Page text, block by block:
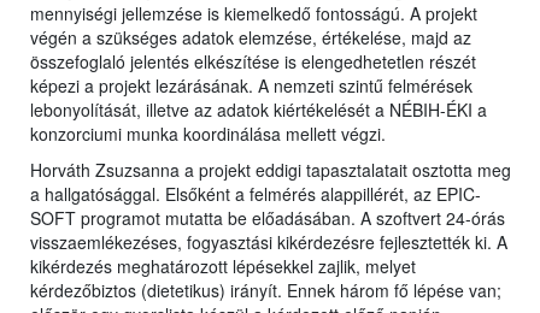
mennyiségi jellemzése is kiemelkedő fontosságú. A projekt
végén a szükséges adatok elemzése, értékelése, majd az
összefoglaló jelentés elkészítése is elengedhetetlen részét
képezi a projekt lezárásának. A nemzeti szintű felmérések
lebonyolítását, illetve az adatok kiértékelését a NÉBIH-ÉKI a
konzorciumi munka koordinálása mellett végzi.
Horváth Zsuzsanna a projekt eddigi tapasztalatait osztotta meg
a hallgatósággal. Elsőként a felmérés alappillérét, az EPIC-
SOFT programot mutatta be előadásában. A szoftvert 24-órás
visszaemlékezéses, fogyasztási kikérdezésre fejlesztették ki. A
kikérdezés meghatározott lépésekkel zajlik, melyet
kérdezőbiztos (dietetikus) irányít. Ennek három fő lépése van;